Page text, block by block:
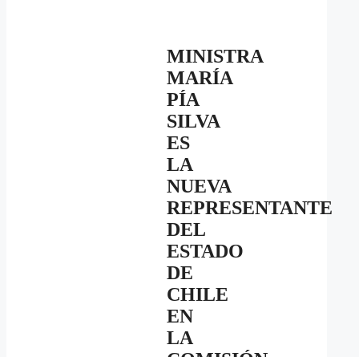
MINISTRA
MARÍA
PÍA
SILVA
ES
LA
NUEVA
REPRESENTANTE
DEL
ESTADO
DE
CHILE
EN
LA